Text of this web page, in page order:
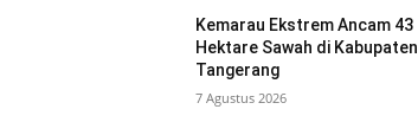
Kemarau Ekstrem Ancam 43
Hektare Sawah di Kabupaten
Tangerang
7 Agustus 2026